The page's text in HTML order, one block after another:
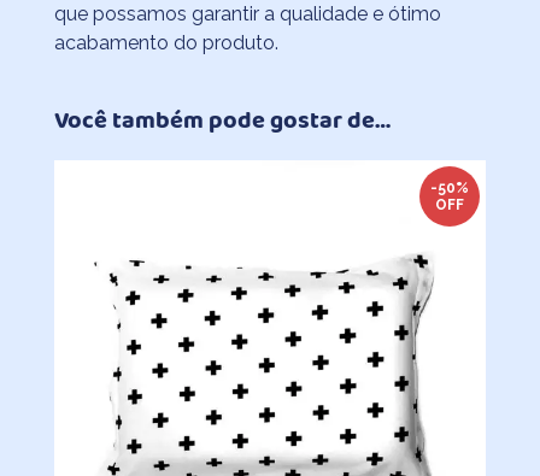
que possamos garantir a qualidade e ótimo
acabamento do produto.
Você também pode gostar de…
-50%
OFF